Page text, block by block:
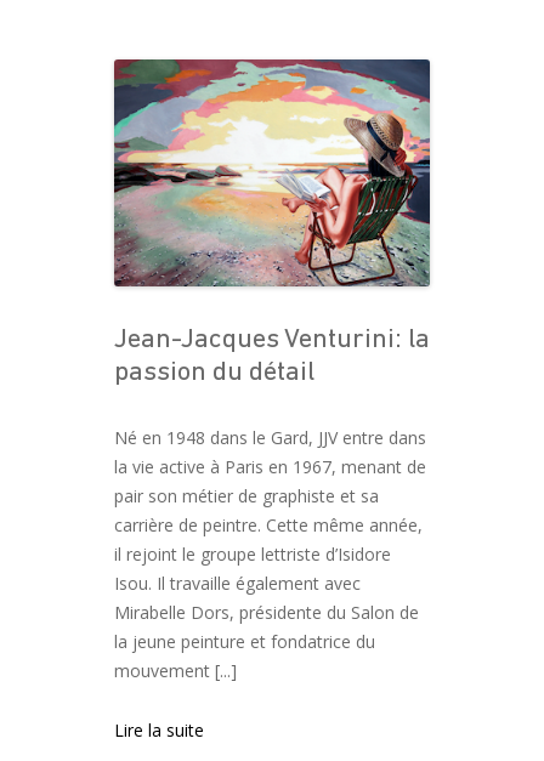
Jean-Jacques Venturini: la
passion du détail
Né en 1948 dans le Gard, JJV entre dans
la vie active à Paris en 1967, menant de
pair son métier de graphiste et sa
carrière de peintre. Cette même année,
il rejoint le groupe lettriste d’Isidore
Isou. Il travaille également avec
Mirabelle Dors, présidente du Salon de
la jeune peinture et fondatrice du
mouvement [...]
Lire la suite